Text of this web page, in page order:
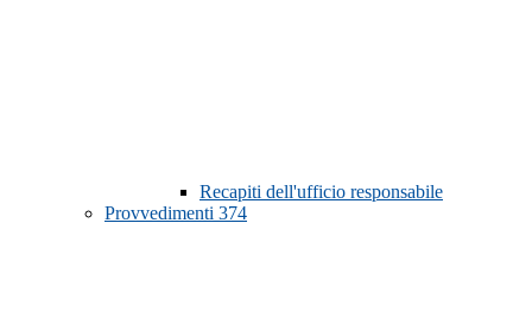
Recapiti dell'ufficio responsabile
Provvedimenti 374